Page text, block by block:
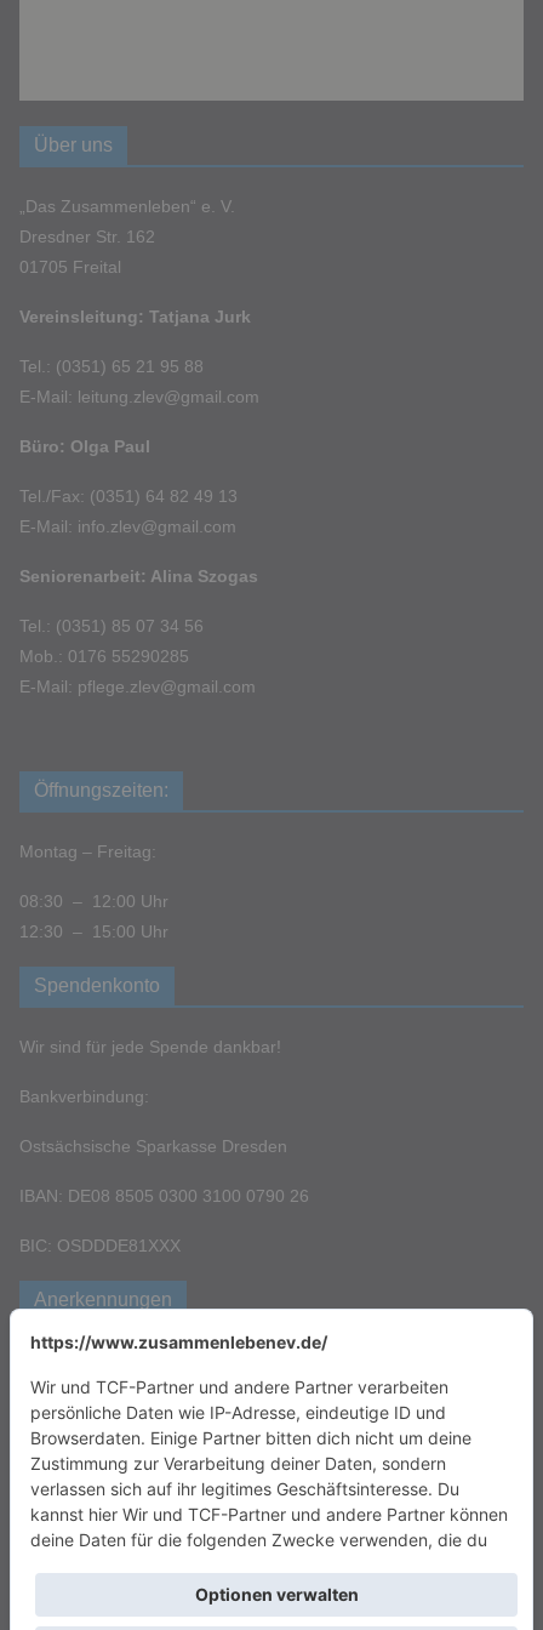
Über uns
„Das Zusammenleben“ e. V.
Dresdner Str. 162
01705 Freital
Vereinsleitung: Tatjana Jurk
Tel.: (0351) 65 21 95 88
E-Mail: leitung.zlev@gmail.com
Büro: Olga Paul
Tel./Fax: (0351) 64 82 49 13
E-Mail: info.zlev@gmail.com
Seniorenarbeit: Alina Szogas
Tel.: (0351) 85 07 34 56
Mob.: 0176 55290285
E-Mail: pflege.zlev@gmail.com
Öffnungszeiten:
Montag – Freitag:
08:30 – 12:00 Uhr
12:30 – 15:00 Uhr
Spendenkonto
Wir sind für jede Spende dankbar!
Bankverbindung:
Ostsächsische Sparkasse Dresden
IBAN: DE08 8505 0300 3100 0790 26
BIC: OSDDDE81XXX
Anerkennungen